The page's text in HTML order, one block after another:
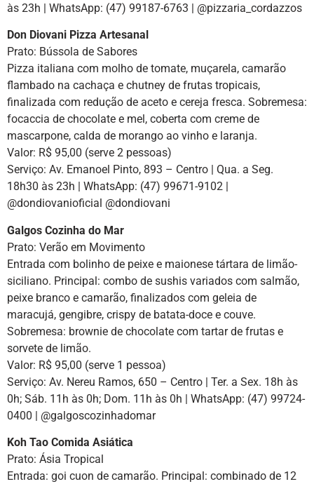
às 23h | WhatsApp: (47) 99187-6763 | @pizzaria_cordazzos
Don Diovani Pizza Artesanal
Prato: Bússola de Sabores
Pizza italiana com molho de tomate, muçarela, camarão
flambado na cachaça e chutney de frutas tropicais,
finalizada com redução de aceto e cereja fresca. Sobremesa:
focaccia de chocolate e mel, coberta com creme de
mascarpone, calda de morango ao vinho e laranja.
Valor: R$ 95,00 (serve 2 pessoas)
Serviço: Av. Emanoel Pinto, 893 – Centro | Qua. a Seg.
18h30 às 23h | WhatsApp: (47) 99671-9102 |
@dondiovanioficial @dondiovani
Galgos Cozinha do Mar
Prato: Verão em Movimento
Entrada com bolinho de peixe e maionese tártara de limão-
siciliano. Principal: combo de sushis variados com salmão,
peixe branco e camarão, finalizados com geleia de
maracujá, gengibre, crispy de batata-doce e couve.
Sobremesa: brownie de chocolate com tartar de frutas e
sorvete de limão.
Valor: R$ 95,00 (serve 1 pessoa)
Serviço: Av. Nereu Ramos, 650 – Centro | Ter. a Sex. 18h às
0h; Sáb. 11h às 0h; Dom. 11h às 0h | WhatsApp: (47) 99724-
0400 | @galgoscozinhadomar
Koh Tao Comida Asiática
Prato: Ásia Tropical
Entrada: goi cuon de camarão. Principal: combinado de 12